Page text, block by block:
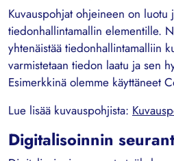
Kuvauspohjat ohjeineen on luotu
tiedonhallintamallin elementille.
yhtenäistää tiedonhallintamalliin
varmistetaan tiedon laatu ja sen
Esimerkkinä olemme käyttäneet
Lue lisää kuvauspohjista:
Digitalisoinnin